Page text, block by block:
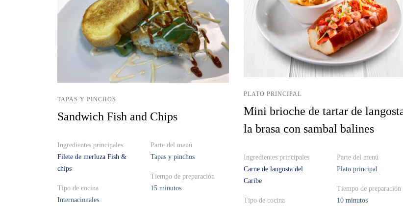
TAPAS Y PINCHOS
Sandwich Fish and Chips
Ingredientes principales
Filete de merluza Fish &
chips
Tipo de cocina
Internacionales
Parte del menú
Tapas y pinchos
Tiempo de preparación
15 minutos
PLATO PRINCIPAL
Mini brioche de tartar de
la brasa con sambal balines
Ingredientes principales
Carne de langosta del
Caribe
Tipo de cocina
Parte del menú
Plato principal
Tiempo de preparación
10 minutos